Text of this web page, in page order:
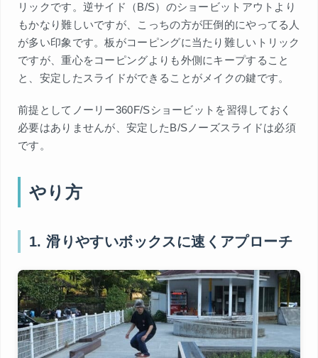
リックです。逆サイド（B/S）のショービットアウトより
もかなり難しいですが、こっちの方が圧倒的にやってる人
が多い印象です。板がコーピングに当たり難しいトリック
ですが、重心をコーピングよりも外側にキープすること
と、安定したスライドができることがメイクの鍵です。
前提としてノーリー360F/Sショービットを習得しておく
必要はありませんが、安定したB/Sノーズスライドは必須
です。
やり方
1. 滑りやすいボックスに速くアプローチ